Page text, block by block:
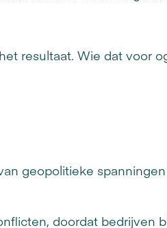
resultaat. Wie dat voor
geopolitieke
doordat bedrijven